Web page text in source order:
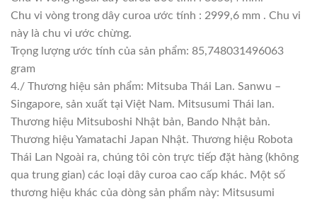
Chu vi vòng trong dây curoa ước tính : 2999,6 mm . Chu vi
này là chu vi ước chừng.
Trọng lượng ước tính của sản phẩm: 85,748031496063
gram
4./ Thương hiệu sản phẩm: Mitsuba Thái Lan. Sanwu –
Singapore, sản xuất tại Việt Nam. Mitsusumi Thái lan.
Thương hiệu Mitsuboshi Nhật bản, Bando Nhật bản.
Thương hiệu Yamatachi Japan Nhật. Thương hiệu Robota
Thái Lan Ngoài ra, chúng tôi còn trực tiếp đặt hàng (không
qua trung gian) các loại dây curoa cao cấp khác. Một số
thương hiệu khác của dòng sản phẩm này: Mitsusumi